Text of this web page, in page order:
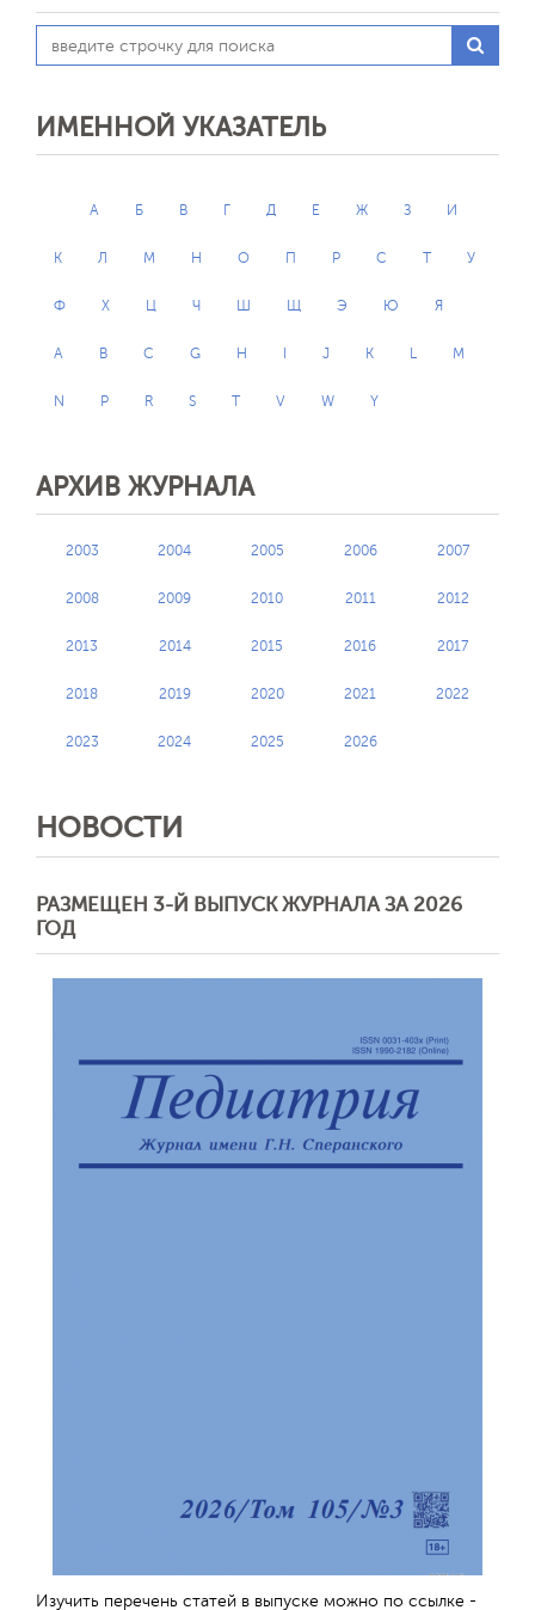
ИМЕННОЙ УКАЗАТЕЛЬ
А Б В Г Д Е Ж З И
К Л М Н О П Р С Т У
Ф Х Ц Ч Ш Щ Э Ю Я
A B C G H J K L M
N P R S T V W Y
АРХИВ ЖУРНАЛА
2003 2004 2005 2006 2007
2008 2009 2010 2011 2012
2013 2014 2015 2016 2017
2018 2019 2020 2021 2022
2023 2024 2025 2026
НОВОСТИ
РАЗМЕЩЕН 3-Й ВЫПУСК ЖУРНАЛА ЗА 2026
ГОД
Изучить перечень статей в выпуске можно по ссылке -